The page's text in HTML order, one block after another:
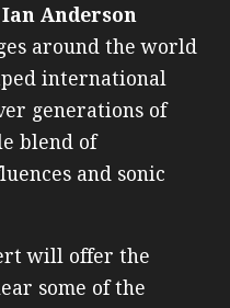
Ian Anderson
around the world
international
generations of
blend of
and sonic
will offer the
some of the